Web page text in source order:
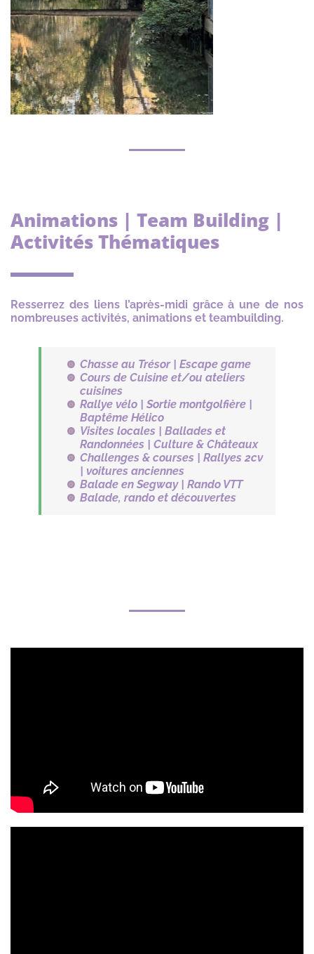
Animations | Team Building |
Activités Thématiques
Resserrez des liens l’après-midi grâce à une de nos
nombreuses activités, animations et teambuilding.
Chasse au Trésor | Escape game
Cours de Cuisine et/ou ateliers
cuisines
Rallye vélo | Sortie montgolfière |
Baptême Hélico
Visites locales | Ballades et
Randonnées | Culture & Châteaux
Challenges & courses | Rallyes 2cv
| voitures anciennes
Balade en Segway | Rando VTT
Balade, rando et découvertes